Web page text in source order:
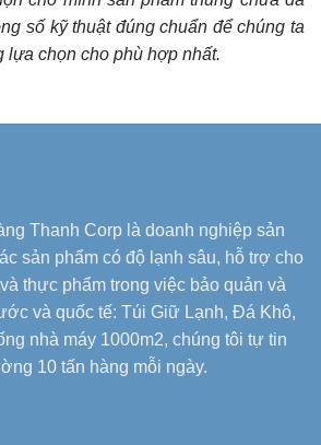
số kỹ thuật đúng chuẩn để chúng ta
lựa chọn cho phù hợp nhất.
Thanh Corp là doanh nghiệp sản
sản phẩm có độ lạnh sâu, hỗ trợ cho
thực phẩm trong việc bảo quản và
và quốc tế: Túi Giữ Lạnh, Đá Khô,
nhà máy 1000m2, chúng tôi tự tin
10 tấn hàng mỗi ngày.